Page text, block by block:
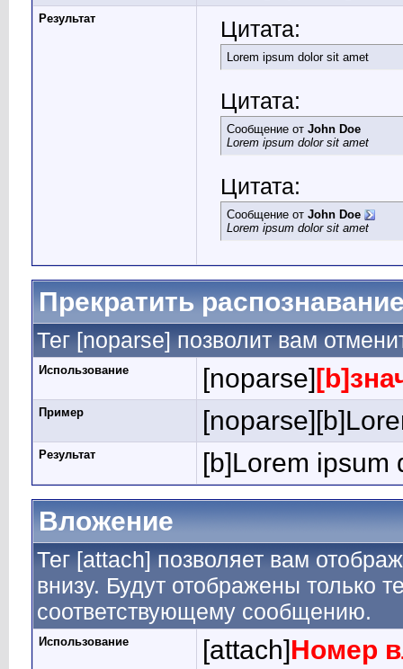
Результат Цитата:
Lorem ipsum dolor sit amet
Цитата:
Сообщение от John Doe
Lorem ipsum dolor sit amet
Цитата:
Сообщение от John Doe
Lorem ipsum dolor sit amet
Прекратить
Тег [noparse] позволит вам
Использование [noparse]
Пример
Результат
[b]Lorem ipsum
Вложение
Тег [attach] позволяет вам
внизу. Будут отображены только
соответствующему сообщению.
Использование [attach]Номер